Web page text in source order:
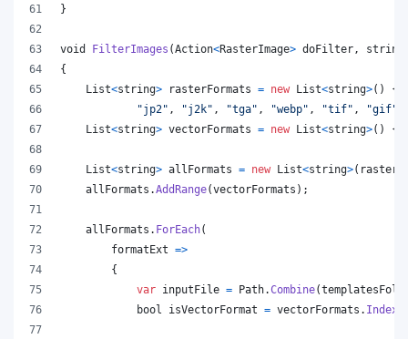
}
void FilterImages (Action<RasterImage> doFilter ,
string
{
List<string> rasterFormats = new List<string>( ) {
"jp2" , "j2k" , "tga" , "webp" , "tif" , "gif"
List<string> vectorFormats = new List<string>( ) {
List<string> allFormats = new List<string>(
allFormats .AddRange(vectorFormats ) ;
allFormats . ForEach(
        formatExt
=>
{
var inputFile = Path.Combine(
bool
isVectorFormat = vectorFormats .